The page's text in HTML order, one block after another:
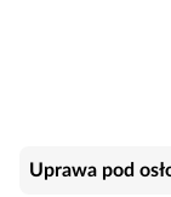
Uprawa pod